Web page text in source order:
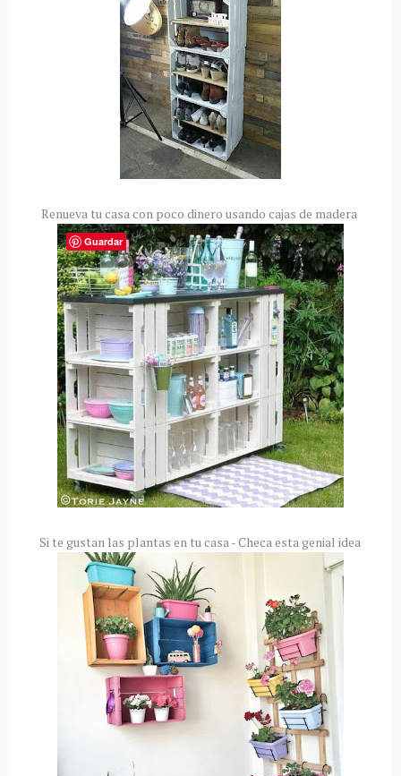
Renueva tu casa con poco dinero usando cajas de madera
Si te gustan las plantas en tu casa - Checa esta genial idea
Guardar